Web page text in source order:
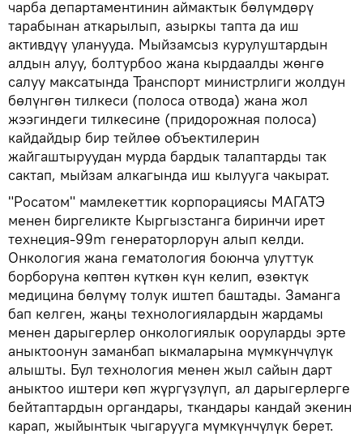
чарба департаментинин аймактык бөлүмдөрү
тарабынан аткарылып, азыркы тапта да иш
активдүү уланууда. Мыйзамсыз курулуштардын
алдын алуу, болтурбоо жана кырдаалды жөнгө
салуу максатында Транспорт министрлиги жолдун
бөлүнгөн тилкеси (полоса отвода) жана жол
жээгиндеги тилкесине (придорожная полоса)
кайдайдыр бир тейлөө объектилерин
жайгаштыруудан мурда бардык талаптарды так
сактап, мыйзам алкагында иш кылууга чакырат.
"Росатом" мамлекеттик корпорациясы МАГАТЭ
менен биргеликте Кыргызстанга биринчи ирет
технеция-99m генераторлорун алып келди.
Онкология жана гематология боюнча улуттук
борборуна көптөн күткөн күн келип, өзөктүк
медицина бөлүмү толук иштеп баштады. Заманга
бап келген, жаңы технологиялардын жардамы
менен дарыгерлер онкологиялык ооруларды эрте
аныктоонун заманбап ыкмаларына мүмкүнчүлүк
алышты. Бул технология менен жыл сайын дарт
аныктоо иштери көп жүргүзүлүп, ал дарыгерлерге
бейтаптардын органдары, ткандары кандай экенин
карап, жыйынтык чыгарууга мүмкүнчүлүк берет.